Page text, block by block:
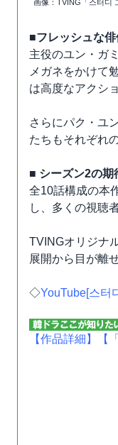
画像：TVING「스터디
■フレッシュな
主役のユン・ガ
メガネをかけて
は高度なアクシ
さらにパク・ユ
たちもそれぞれ
■ シーズン2の期
全10話構成の本
し、多くの視聴
TVINGオリジナ
展開から目が離
◇YouTube[스터
【作品詳細】 【